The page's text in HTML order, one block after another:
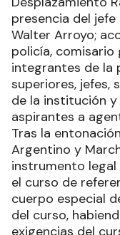
presencia del
Walter Arroyo;
policía, comisario
integrantes de la
superiores, jefes,
de la institución
aspirantes a
Tras la
Argentino y
instrumento legal
el curso de
cuerpo especial
del curso,
exigencias del